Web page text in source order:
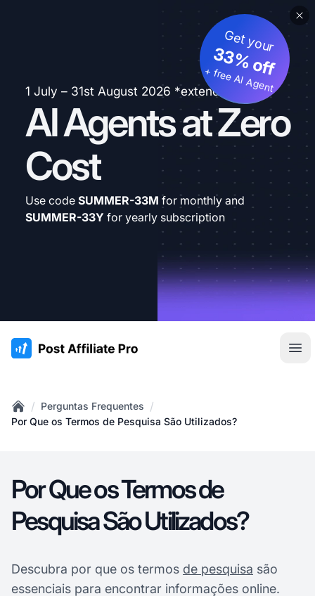
1 July – 31st August 2026 *extended
AI Agents at Zero
Cost
Get your
33% off
+ free AI Agent
Use code SUMMER-33M for monthly and
SUMMER-33Y for yearly subscription
:site.title
Home
/ Perguntas Frequentes /
Por Que os Termos de Pesquisa São Utilizados?
Por Que os Termos de
Pesquisa São Utilizados?
Descubra por que os termos de pesquisa são
essenciais para encontrar informações online.